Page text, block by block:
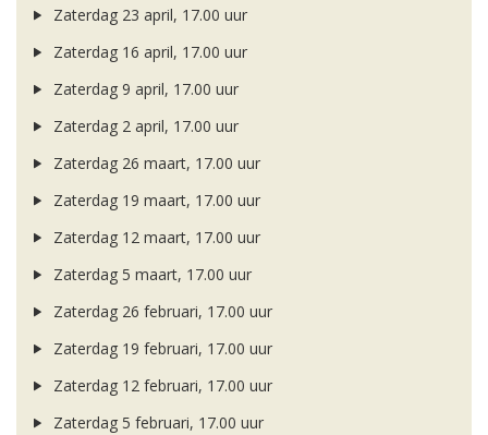
Zaterdag 23 april, 17.00 uur
Zaterdag 16 april, 17.00 uur
Zaterdag 9 april, 17.00 uur
Zaterdag 2 april, 17.00 uur
Zaterdag 26 maart, 17.00 uur
Zaterdag 19 maart, 17.00 uur
Zaterdag 12 maart, 17.00 uur
Zaterdag 5 maart, 17.00 uur
Zaterdag 26 februari, 17.00 uur
Zaterdag 19 februari, 17.00 uur
Zaterdag 12 februari, 17.00 uur
Zaterdag 5 februari, 17.00 uur